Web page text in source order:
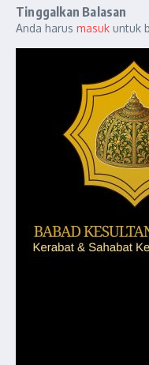
Tinggalkan Balasan
Anda harus masuk untuk